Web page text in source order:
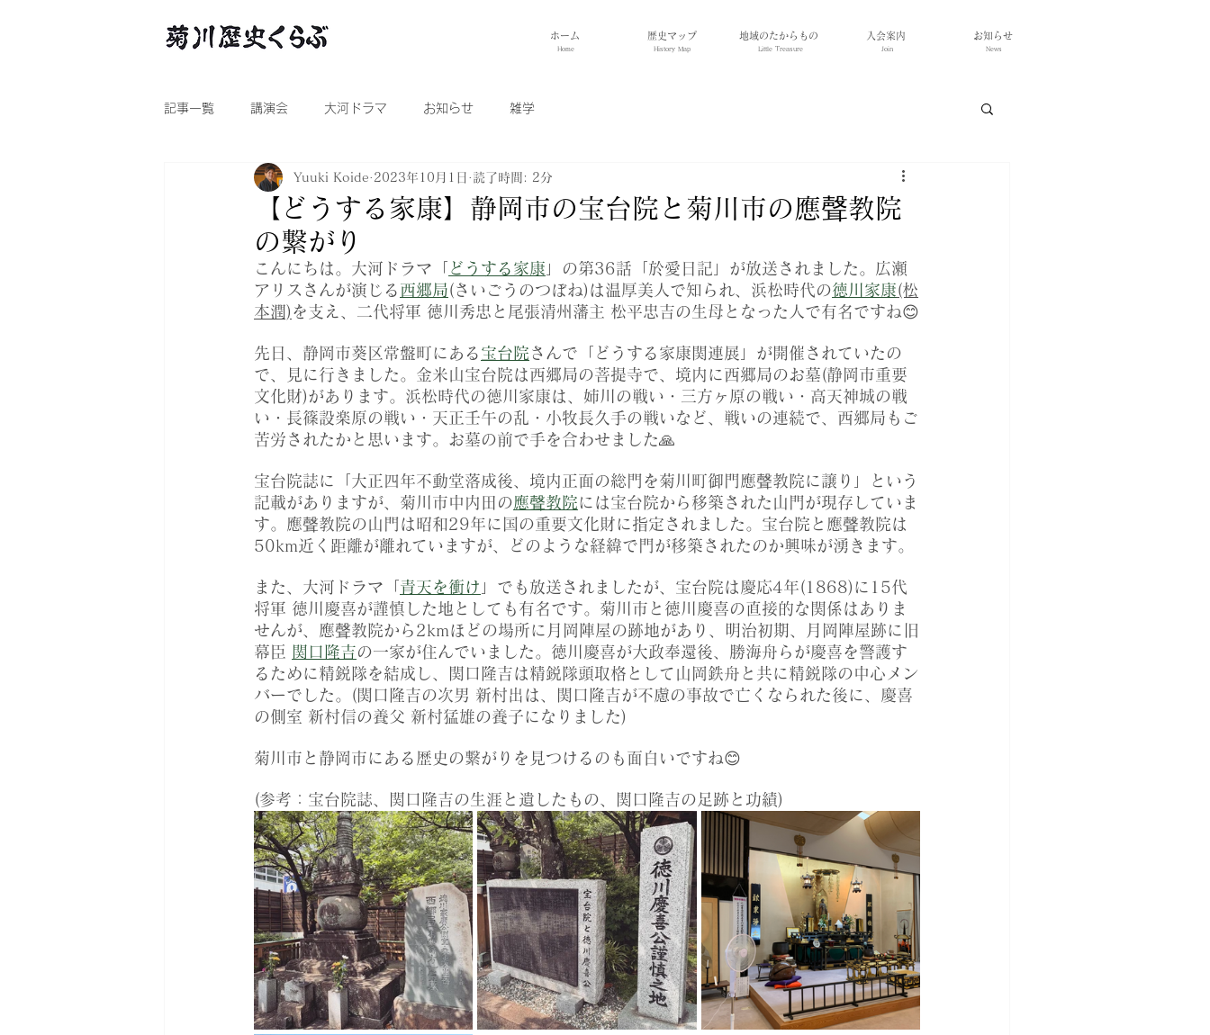
ホーム 歴史マップ 地域のたからもの 入会案内 お知らせ
History Map News
Join
Little Treasure
Home
記事一覧 講演会 大河ドラマ お知らせ 雑学
【どうする家康】静岡市の宝台院と菊川市の應聲教院
の繋がり
Yuuki Koide 2023年10月1日 読了時間: 2分
こんにちは。大河ドラマ「 どうする家康 」の第36話「於愛日記」が放送されました。広瀬
アリスさんが演じる 西郷局(さいごうのつぼね)は温厚美人で知られ、浜松時代の徳川家康(松
本潤) を支え、二代将軍 徳川秀忠と尾張清州藩主 松平忠吉の生母となった人で有名ですね😊
先日、静岡市葵区常盤町にある 宝台院 さんで「どうする家康関連展」が開催されていたの
で、見に行きました。金米山宝台院は西郷局の菩提寺で、境内に西郷局のお墓(静岡市重要
文化財)があります。浜松時代の徳川家康は、姉川の戦い・三方ヶ原の戦い・高天神城の戦
い・長篠設楽原の戦い・天正壬午の乱・小牧長久手の戦いなど、戦いの連続で、西郷局もご
苦労されたかと思います。お墓の前で手を合わせました🙏
宝台院誌に「大正四年不動堂落成後、境内正面の総門を菊川町御門應聲教院に譲り」という
記載がありますが、菊川市中内田の應聲教院には宝台院から移築された山門が現存していま
す。應聲教院の山門は昭和29年に国の重要文化財に指定されました。宝台院と應聲教院は
50km近く距離が離れていますが、どのような経緯で門が移築されたのか興味が湧きます。
また、大河ドラマ「 青天を衝け 」でも放送されましたが、宝台院は慶応4年(1868)に15代
将軍 徳川慶喜が謹慎した地としても有名です。菊川市と徳川慶喜の直接的な関係はありま
せんが、應聲教院から2kmほどの場所に月岡陣屋の跡地があり、明治初期、月岡陣屋跡に旧
幕臣
関口隆吉の一家が住んでいました。徳川慶喜が大政奉還後、勝海舟らが慶喜を警護す
るために精鋭隊を結成し、関口隆吉は精鋭隊頭取格として山岡鉄舟と共に精鋭隊の中心メン
バーでした。(関口隆吉の次男 新村出は、関口隆吉が不慮の事故で亡くなられた後に、慶喜
の側室 新村信の養父 新村猛雄の養子になりました)
菊川市と静岡市にある歴史の繋がりを見つけるのも面白いですね😊
(参考：宝台院誌、関口隆吉の生涯と遺したもの、関口隆吉の足跡と功績)